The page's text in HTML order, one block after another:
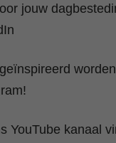
jouw
YouTube kanaal